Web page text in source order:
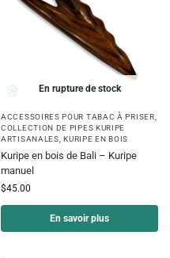
En rupture de stock
ACCESSOIRES POUR TABAC À PRISER
COLLECTION DE PIPES KURIPE
ARTISANALES ,KURIPE EN BOIS
Kuripe en bois de Bali – Kuripe
manuel
$45.00
En savoir plus